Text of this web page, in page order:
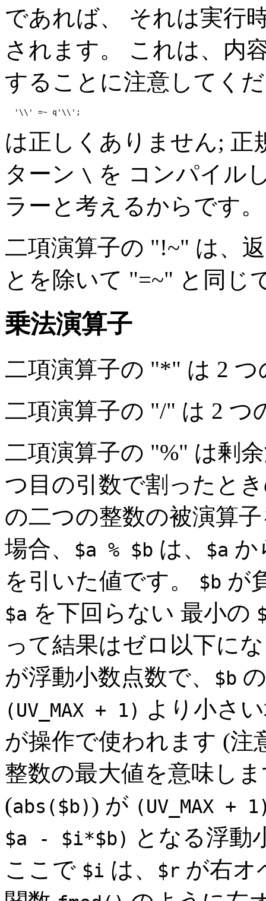
であれば、 それは実行
されます。 これは、内
することに注意してく
  '\\' =~ q'\\';
は正しくありません; 正
ターン \ を コンパイル
ラーと考えるからです。
二項演算子の "!~" は、
とを除いて "=~" と同じ
乗法演算子
二項演算子の "*" は 2
二項演算子の "/" は 2 つ
二項演算子の "%" は剰
つ目の引数で割ったと
の二つの整数の被演算
場合、
$a % $b は、 $a
を引いた値です。
$b が
$a を下回らない 最小の
って結果はゼロ以下に
が浮動小数点数で、
$b
(UV_MAX + 1) より小さ
が操作で使われます (注
整数の最大値を意味し
(abs($b)) が (UV_MAX +
$a - $i*$b)
となる浮動
ここで $i は、 $r が右